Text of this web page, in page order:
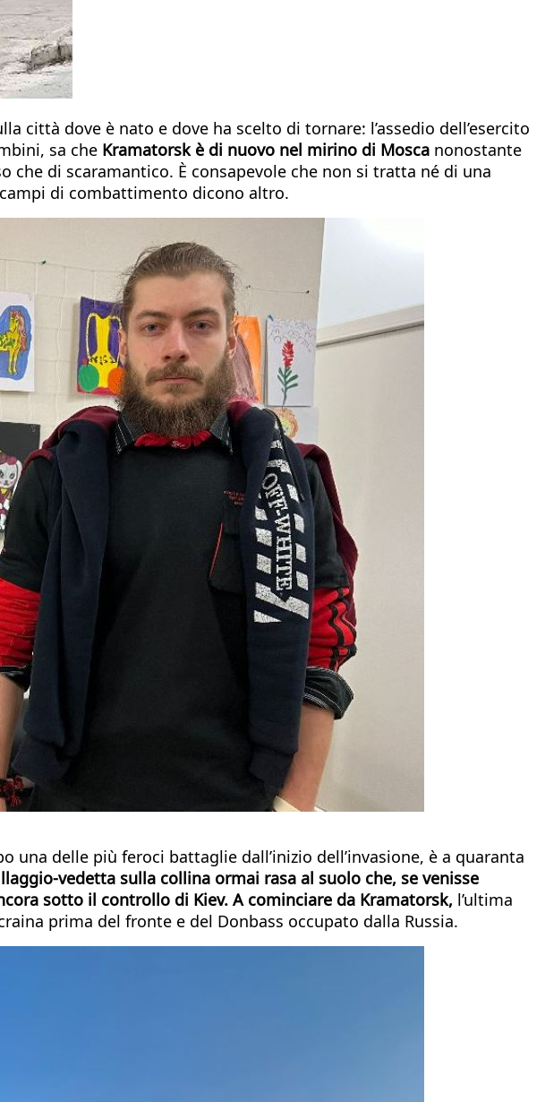
città dove è nato e dove ha scelto di tornare: l’assedio dell’esercito
sa che Kramatorsk è di nuovo nel mirino di Mosca nonostante
di scaramantico. È consapevole che non si tratta né di una
di combattimento dicono altro.
delle più feroci battaglie dall’inizio dell’invasione, è a quaranta
vedetta sulla collina ormai rasa al suolo che, se venisse
sotto il controllo di Kiev. A cominciare da Kramatorsk, l’ultima
prima del fronte e del Donbass occupato dalla Russia.